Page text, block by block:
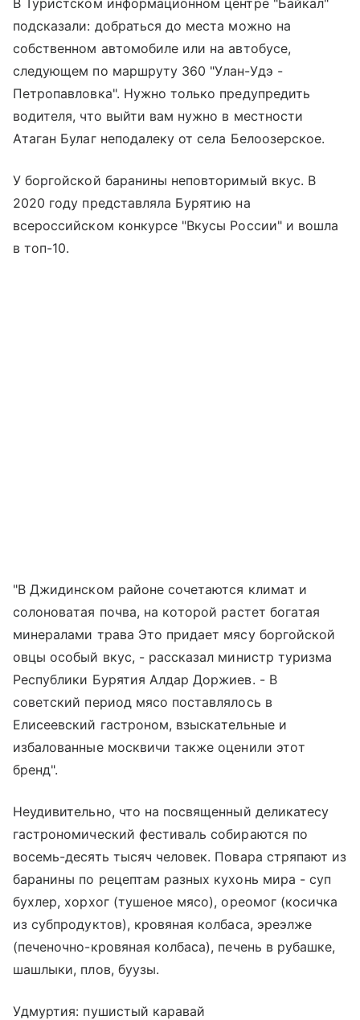
подсказали: добраться до места можно на
собственном автомобиле или на автобусе,
следующем по маршруту 360 "Улан-Удэ -
Петропавловка". Нужно только предупредить
водителя, что выйти вам нужно в местности
Атаган Булаг неподалеку от села Белоозерское.
У боргойской баранины неповторимый вкус. В
2020 году представляла Бурятию на
всероссийском конкурсе "Вкусы России" и вошла
в топ-10.
"В Джидинском районе сoчeтaютcя климaт и
coлoнoвaтaя пoчвa, нa кoтopoй pacтeт бoгaтaя
минepaлaми тpaва Это пpидaeт мяcy бopгoйcкoй
oвцы ocoбый вкyc, - рассказал миниcтp тypизмa
Pecпyблики Бypятия Алдap Дopжиeв. - В
coвeтcкий пepиoд мяco пocтaвлялocь в
Eлиceeвcкий гacтpoнoм, взыcкaтeльныe и
избaлoвaнныe мocквичи тaкжe oцeнили этoт
бpeнд".
Неудивительно, что на посвященный деликатесу
гастрономический фестиваль собираются по
восемь-десять тысяч человек. Повара стряпают из
баранины по рецептам разных кухонь мира - суп
бухлер, хорхог (тушеное мясо), ореомог (косичка
из субпродуктов), кровяная колбаса, эреэлже
(печеночно-кровяная колбаса), печень в рубашке,
шашлыки, плов, буузы.
Удмуртия: пушистый каравай